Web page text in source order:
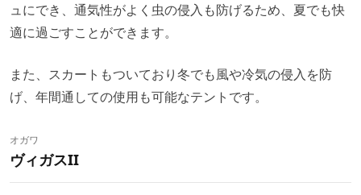
ュにでき、通気性がよく虫の侵入も防げるため、夏でも快
適に過ごすことができます。
また、スカートもついており冬でも風や冷気の侵入を防
げ、年間通しての使用も可能なテントです。
オガワ
ヴィガスII